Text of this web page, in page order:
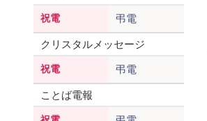
祝電 弔電
クリスタルメッセージ
祝電 弔電
ことば電報